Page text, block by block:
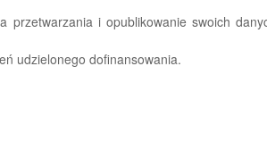
przetwarzania i opublikowanie swoich
udzielonego dofinansowania.